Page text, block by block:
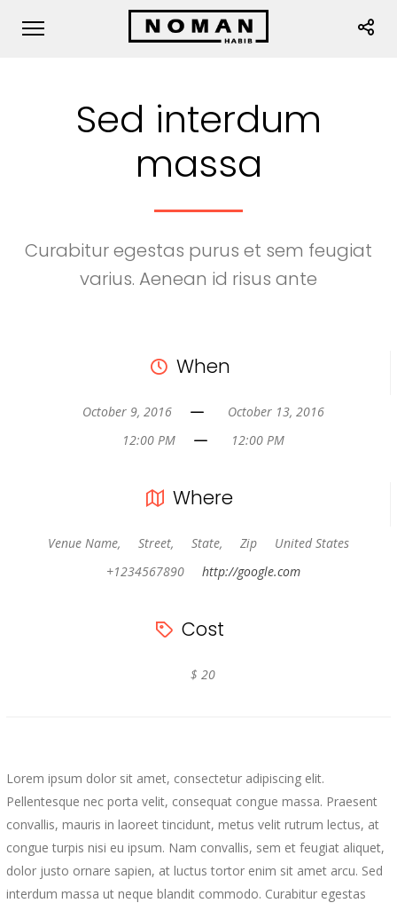
Sed interdum
massa
Curabitur egestas purus et sem feugiat
varius. Aenean id risus ante
When
October 9, 2016
October 13, 2016
12:00 PM
12:00 PM
Where
Venue Name, Street, State, Zip
United States
+1234567890
http://google.com
Cost
$ 20
Lorem ipsum dolor sit amet, consectetur adipiscing elit.
Pellentesque nec porta velit, consequat congue massa. Praesent
convallis, mauris in laoreet tincidunt, metus velit rutrum lectus, at
congue turpis nisi eu ipsum. Nam convallis, sem et feugiat aliquet,
dolor justo ornare sapien, at luctus tortor enim sit amet arcu. Sed
interdum massa ut neque blandit commodo. Curabitur egestas